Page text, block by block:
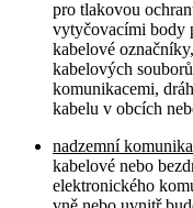
pro tlakovou
vytyčovacími body
kabelové
kabelových
komunikacemi,
kabelu v obcích
nadzemní
kabelové nebo
elektronického